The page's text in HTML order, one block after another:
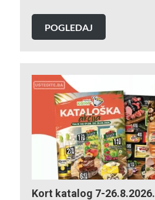
POGLEDAJ
Kort katalog 7-26.8.2026.